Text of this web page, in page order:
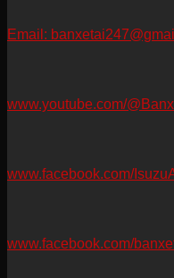
Email:
www.youtube.com/
www.facebook.com/
www.facebook.com/